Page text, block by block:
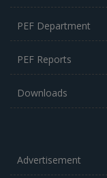
PEF Department
PEF Reports
Downloads
Advertisement